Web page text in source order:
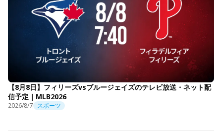
【8月8日】フィリーズvsブルージェイズのテレビ放送・ネット配
信予定｜MLB2026
2026/8/7 スポーツ